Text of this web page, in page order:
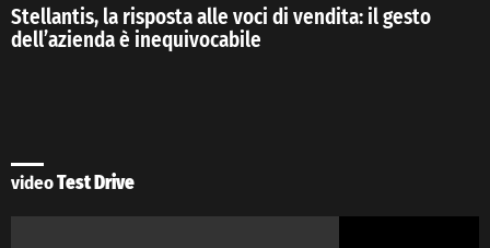
Stellantis, la risposta alle voci di vendita: il gesto
dell’azienda è inequivocabile
videoTest Drive